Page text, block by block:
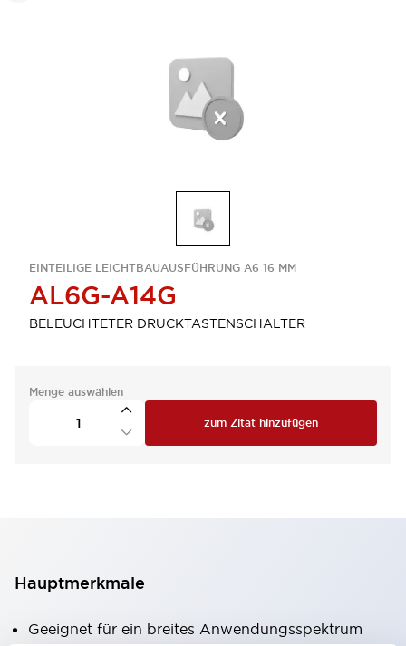
EINTEILIGE LEICHTBAUAUSFÜHRUNG A6 16 MM
AL6G-A14G
BELEUCHTETER DRUCKTASTENSCHALTER
Menge auswählen
zum Zitat hinzufügen
Hauptmerkmale
Geeignet für ein breites Anwendungsspektrum